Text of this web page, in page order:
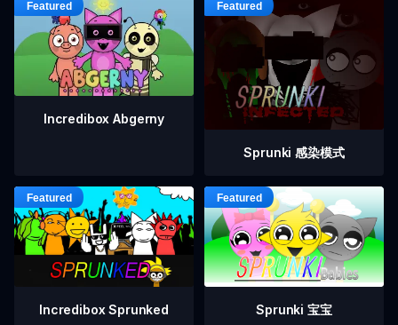
Incredibox Abgerny
Sprunki 感染模式
Incredibox Sprunked Sprunki 宝宝